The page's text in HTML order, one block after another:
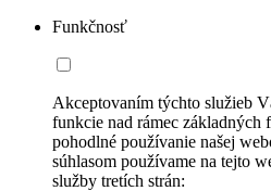
Funkčnosť
Akceptovaním týchto služieb
funkcie nad rámec
pohodlné používanie našej
súhlasom používame na tejto
služby tretích strán: